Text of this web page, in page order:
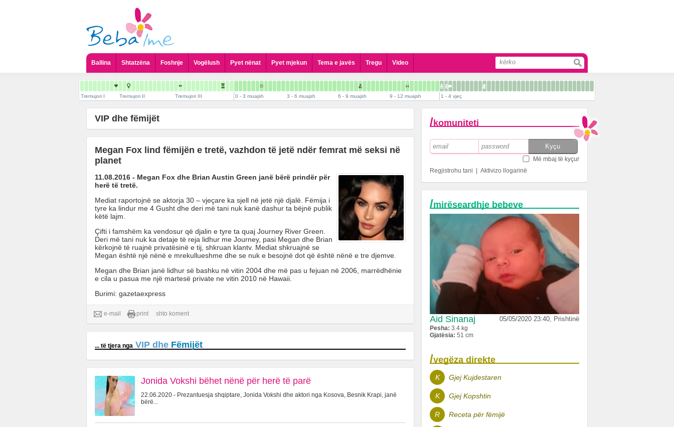
Ballina Shtatzëna Foshnje Vogëlush Pyet nënat Pyet mjekun
Pyet Gjinekologun
Pyet Pediatrin
Pyet Psikologun
Pyet Biologun
Pyet Alergologen
Pyet Kardiologun
Tema e javës Tregu Video
Tremujori I Tremujori II Tremujori III 0 - 3 muajsh 3 - 6 muajsh 6 - 9 muajsh 9 - 12 muajsh 1 - 4 vjeç
VIP dhe fëmijët
Megan Fox lind fëmijën e tretë, vazhdon të jetë ndër femrat më seksi në
planet
11.08.2016 - Megan Fox dhe Brian Austin Green janë bërë prindër për
herë të tretë.
Mediat raportojnë se aktorja 30 – vjeçare ka sjell në jetë një djalë. Fëmija i
tyre ka lindur me 4 Gusht dhe deri më tani nuk kanë dashur ta bëjnë publik
këtë lajm.
Çifti i famshëm ka vendosur që djalin e tyre ta quaj Journey River Green.
Deri më tani nuk ka detaje të reja lidhur me Journey, pasi Megan dhe Brian
kërkojnë të ruajnë privatësinë e tij, shkruan klantv. Mediat shkruajnë se
Megan është një nënë e mrekullueshme dhe se nuk e besojnë dot që është nënë e tre djemve.
Megan dhe Brian janë lidhur së bashku në vitin 2004 dhe më pas u fejuan në 2006, marrëdhënie
e cila u pasua me një martesë private ne vitin 2010 në Hawaii.
Burimi: gazetaexpress
e-mail print shto koment
... të tjera nga VIP dhe Fëmijët
Jonida Vokshi bëhet nënë për herë të parë
22.06.2020 - Prezantuesja shqiptare, Jonida Vokshi dhe aktori nga Kosova, Besnik Krapi, janë
bërë...
/komuniteti
Më mbaj të kyçur
Regjistrohu tani
Aktivizo llogarinë
/mirëseardhje bebeve
Aid Sinanaj 05/05/2020 23:40, Prishtinë
Pesha: 3.4 kg
Gjatësia: 51 cm
/vegëza direkte
K Gjej Kujdestaren
K Gjej Kopshtin
R Receta për fëmijë